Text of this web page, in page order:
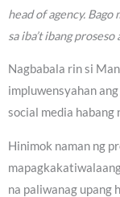
head of agency.
sa iba’t ibang proseso
Nagbabala rin si
impluwensyahan
social media
Hinimok naman ng
na paliwanag upang